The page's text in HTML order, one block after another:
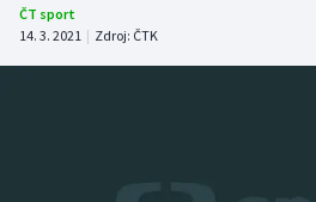
Atletika
ČT sport
14. 3. 2021 | Zdroj: ČTK